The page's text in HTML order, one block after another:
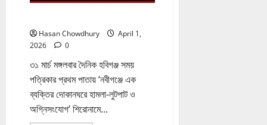
Hasan Chowdhury
April 1,
2026
0
​৩১ মার্চ মঙ্গলবার দৈনিক হবিগঞ্জ সময়
পত্রিকার প্রথম পাতায় ‘নবীগঞ্জে এক
ব্যক্তির দোকানঘরে হামলা-লুটপাট ও
অগ্নিসংযোগ’ শিরোনামে...